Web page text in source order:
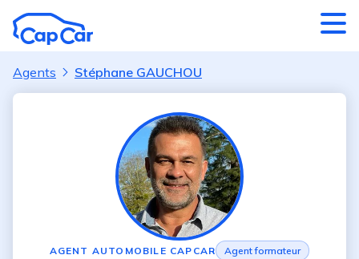
Agents Stéphane GAUCHOU
AGENT AUTOMOBILE CAPCAR Agent formateur